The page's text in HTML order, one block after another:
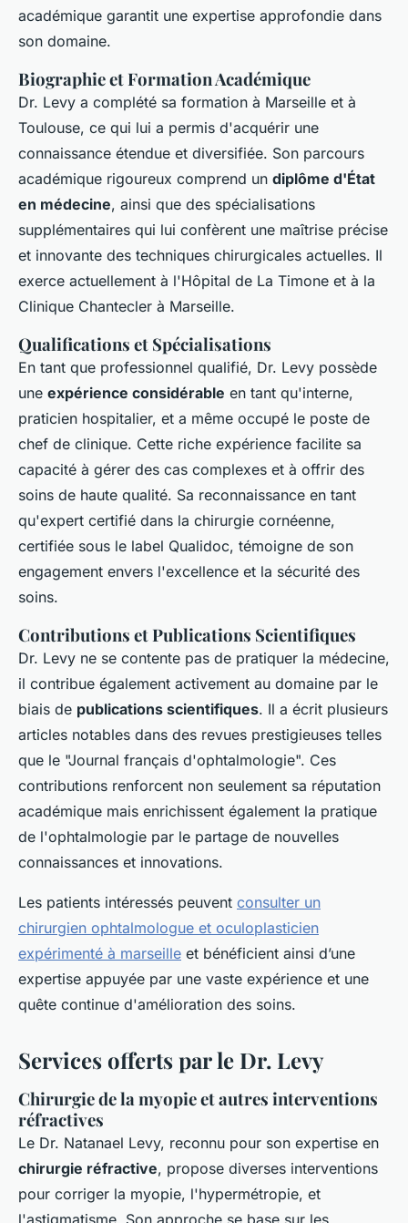
académique garantit une expertise approfondie dans
son domaine.
Biographie et Formation Académique
Dr. Levy a complété sa formation à Marseille et à
Toulouse, ce qui lui a permis d'acquérir une
connaissance étendue et diversifiée. Son parcours
académique rigoureux comprend un diplôme d'État
en médecine, ainsi que des spécialisations
supplémentaires qui lui confèrent une maîtrise précise
et innovante des techniques chirurgicales actuelles. Il
exerce actuellement à l'Hôpital de La Timone et à la
Clinique Chantecler à Marseille.
Qualifications et Spécialisations
En tant que professionnel qualifié, Dr. Levy possède
une expérience considérable en tant qu'interne,
praticien hospitalier, et a même occupé le poste de
chef de clinique. Cette riche expérience facilite sa
capacité à gérer des cas complexes et à offrir des
soins de haute qualité. Sa reconnaissance en tant
qu'expert certifié dans la chirurgie cornéenne,
certifiée sous le label Qualidoc, témoigne de son
engagement envers l'excellence et la sécurité des
soins.
Contributions et Publications Scientifiques
Dr. Levy ne se contente pas de pratiquer la médecine,
il contribue également activement au domaine par le
biais de publications scientifiques. Il a écrit plusieurs
articles notables dans des revues prestigieuses telles
que le "Journal français d'ophtalmologie". Ces
contributions renforcent non seulement sa réputation
académique mais enrichissent également la pratique
de l'ophtalmologie par le partage de nouvelles
connaissances et innovations.
Les patients intéressés peuvent consulter un
chirurgien ophtalmologue et oculoplasticien
expérimenté à marseille et bénéficient ainsi d’une
expertise appuyée par une vaste expérience et une
quête continue d'amélioration des soins.
Services offerts par le Dr. Levy
Chirurgie de la myopie et autres interventions
réfractives
Le Dr. Natanael Levy, reconnu pour son expertise en
chirurgie réfractive, propose diverses interventions
pour corriger la myopie, l'hypermétropie, et
l'astigmatisme. Son approche se base sur les